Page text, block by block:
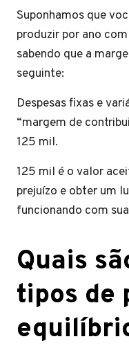
Suponhamos que
produzir por ano
sabendo que a
seguinte:
Despesas fixas e
“margem de
125 mil.
125 mil é o valor
prejuízo e obter um
funcionando com
Quais
tipos de